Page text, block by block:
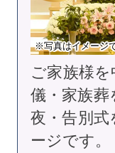
※写真はイメージ
ご家族様
儀・家族葬
夜・告別
ージです。